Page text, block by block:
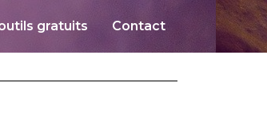
gratuits Contact